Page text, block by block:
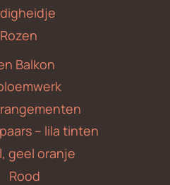
Rozen
Balkon
– lila tinten
geel oranje
Rood